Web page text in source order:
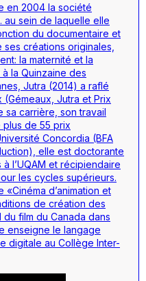
en 2004 la société
au sein de laquelle elle
du documentaire et
ses créations originales,
la maternité et la
la Quinzaine des
Jutra (2014) a raflé
Jutra et Prix
sa carrière, son travail
de 55 prix
Concordia (BFA
elle est doctorante
l’UQAM et récipiendaire
les cycles supérieurs.
d’animation et
de création des
du film du Canada dans
enseigne le langage
digitale au Collège Inter-